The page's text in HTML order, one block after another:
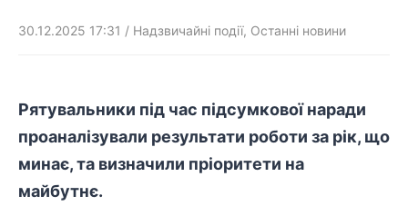
30.12.2025 17:31 / Надзвичайні події, Останні новини
Рятувальники під час підсумкової наради
проаналізували результати роботи за рік, що
минає, та визначили пріоритети на
майбутнє.